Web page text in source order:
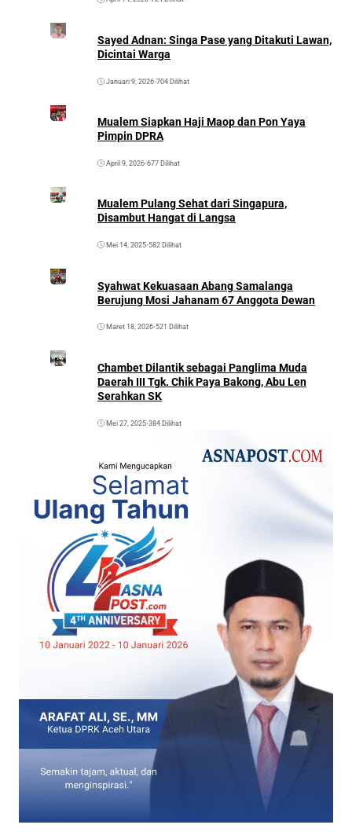
Sayed Adnan: Singa Pase yang Ditakuti Lawan,
Dicintai Warga
Januari 9, 2026•704 Dilihat
Mualem Siapkan Haji Maop dan Pon Yaya
Pimpin DPRA
April 9, 2026•677 Dilihat
Mualem Pulang Sehat dari Singapura,
Disambut Hangat di Langsa
Mei 14, 2025•582 Dilihat
Syahwat Kekuasaan Abang Samalanga
Berujung Mosi Jahanam 67 Anggota Dewan
Maret 18, 2026•521 Dilihat
Chambet Dilantik sebagai Panglima Muda
Daerah III Tgk. Chik Paya Bakong, Abu Len
Serahkan SK
Mei 27, 2025•384 Dilihat